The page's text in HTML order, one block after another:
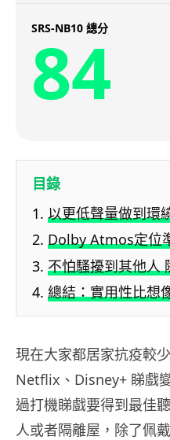
SRS-NB10 總分
84
目錄
以更低聲量做到環
Dolby Atmos定位
不怕騷擾到其他人
總結：實用性比想
現在大家都居家抗疫較
Netflix、Disney+ 睇戲
過打機睇戲要得到最佳
人或者隔離屋，除了佩